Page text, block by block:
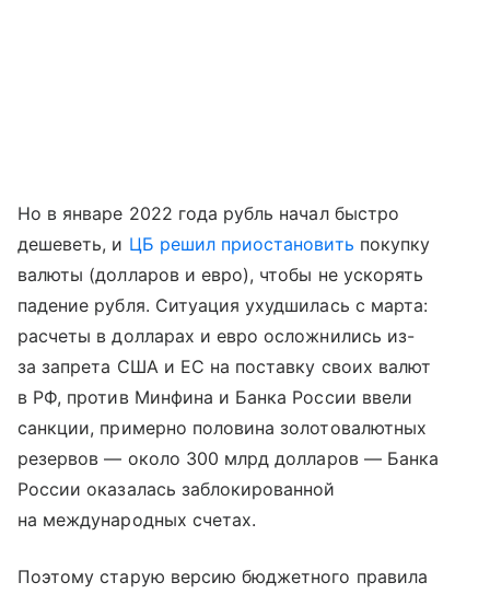
Но в январе 2022 года рубль начал быстро
дешеветь, и ЦБ решил приостановить покупку
валюты (долларов и евро), чтобы не ускорять
падение рубля. Ситуация ухудшилась с марта:
расчеты в долларах и евро осложнились из-
за запрета США и ЕС на поставку своих валют
в РФ, против Минфина и Банка России ввели
санкции, примерно половина золотовалютных
резервов— около 300 млрд долларов —Банка
России оказалась заблокированной
на международных счетах.
Поэтому старую версию бюджетного правила